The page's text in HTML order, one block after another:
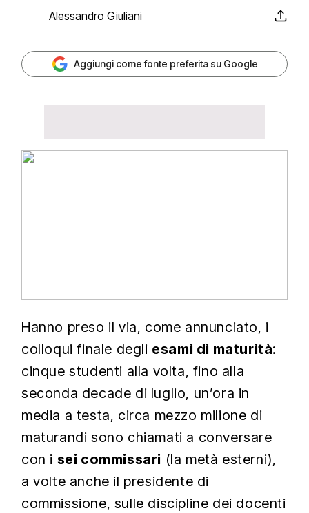
Alessandro Giuliani
Aggiungi come fonte preferita su Google
Hanno preso il via, come annunciato, i
colloqui finale degli esami di maturità:
cinque studenti alla volta, fino alla
seconda decade di luglio, un’ora in
media a testa, circa mezzo milione di
maturandi sono chiamati a conversare
con i sei commissari (la metà esterni),
a volte anche il presidente di
commissione, sulle discipline dei docenti